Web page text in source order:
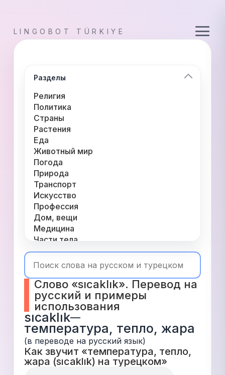
LINGOBOT TÜRKIYE
Разделы
Религия
Политика
Страны
Растения
Еда
Животный мир
Погода
Природа
Транспорт
Искусство
Профессия
Дом, вещи
Медицина
Части тела
Одежда
Время
Числа
Глаголы
Служебные
Существительные
Прилагательные
Слово «sıcaklık». Перевод на
русский и примеры
использования
sıcaklık—
температура, тепло, жара
(в переводе на русский язык)
Как звучит «температура, тепло,
жара (sıcaklık) на турецком»